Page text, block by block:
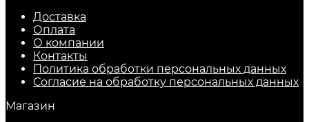
Доставка
Оплата
О компании
Контакты
Политика обработки персональных данных
Согласие на обработку персональных данных
Магазин